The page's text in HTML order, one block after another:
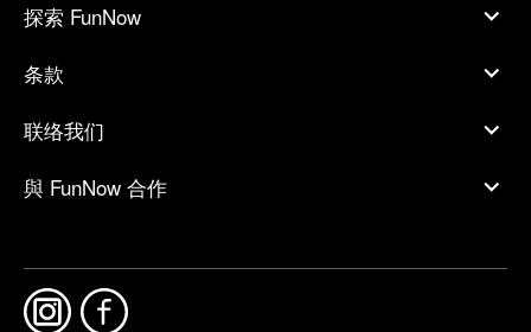
探索 FunNow
条款
联络我们
與 FunNow 合作